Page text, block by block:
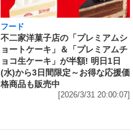
フード
不二家洋菓子店の「プレミアムシ
ョートケーキ」＆「プレミアムチ
ョコ生ケーキ」が半額! 明日1日
(水)から3日間限定～お得な応援価
格商品も販売中
[2026/3/31 20:00:07]